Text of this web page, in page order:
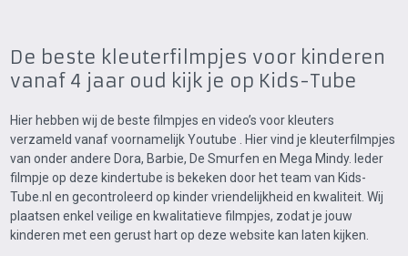
De beste kleuterfilmpjes voor kinderen
vanaf 4 jaar oud kijk je op Kids-Tube
Hier hebben wij de beste filmpjes en video’s voor kleuters
verzameld vanaf voornamelijk Youtube . Hier vind je kleuterfilmpjes
van onder andere Dora, Barbie, De Smurfen en Mega Mindy. Ieder
filmpje op deze kindertube is bekeken door het team van Kids-
Tube.nl en gecontroleerd op kinder vriendelijkheid en kwaliteit. Wij
plaatsen enkel veilige en kwalitatieve filmpjes, zodat je jouw
kinderen met een gerust hart op deze website kan laten kijken.